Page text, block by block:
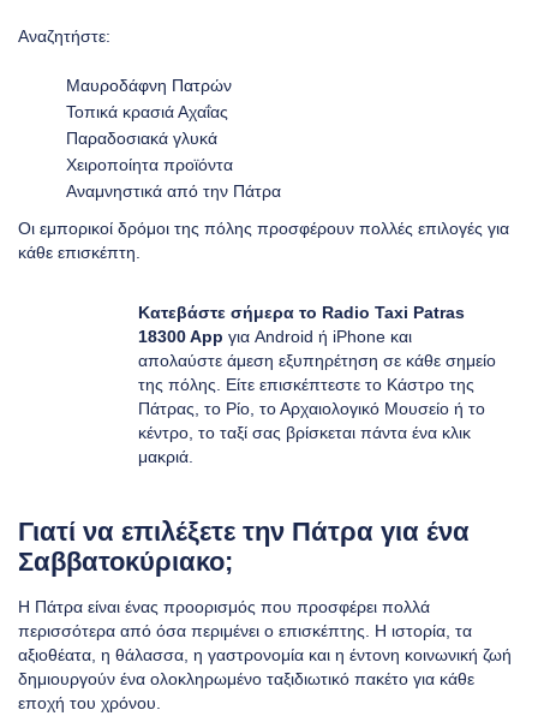
Αναζητήστε:
Μαυροδάφνη Πατρών
Τοπικά κρασιά Αχαΐας
Παραδοσιακά γλυκά
Χειροποίητα προϊόντα
Αναμνηστικά από την Πάτρα
Οι εμπορικοί δρόμοι της πόλης προσφέρουν πολλές επιλογές για
κάθε επισκέπτη.
Κατεβάστε σήμερα το Radio Taxi Patras
18300 App για Android ή iPhone και
απολαύστε άμεση εξυπηρέτηση σε κάθε σημείο
της πόλης. Είτε επισκέπτεστε το Κάστρο της
Πάτρας, το Ρίο, το Αρχαιολογικό Μουσείο ή το
κέντρο, το ταξί σας βρίσκεται πάντα ένα κλικ
μακριά.
Γιατί να επιλέξετε την Πάτρα για ένα
Σαββατοκύριακο;
Η Πάτρα είναι ένας προορισμός που προσφέρει πολλά
περισσότερα από όσα περιμένει ο επισκέπτης. Η ιστορία, τα
αξιοθέατα, η θάλασσα, η γαστρονομία και η έντονη κοινωνική ζωή
δημιουργούν ένα ολοκληρωμένο ταξιδιωτικό πακέτο για κάθε
εποχή του χρόνου.